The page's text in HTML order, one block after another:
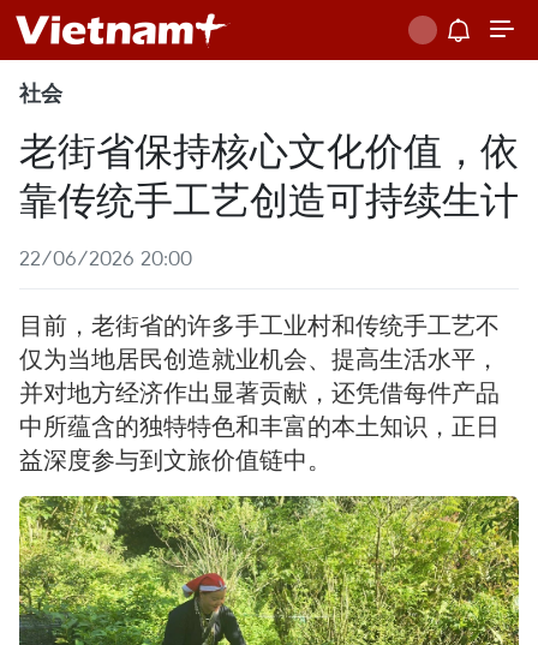
社会
老街省保持核心文化价值，依
靠传统手工艺创造可持续生计
22/06/2026 20:00
目前，老街省的许多手工业村和传统手工艺不
仅为当地居民创造就业机会、提高生活水平，
并对地方经济作出显著贡献，还凭借每件产品
中所蕴含的独特特色和丰富的本土知识，正日
益深度参与到文旅价值链中。